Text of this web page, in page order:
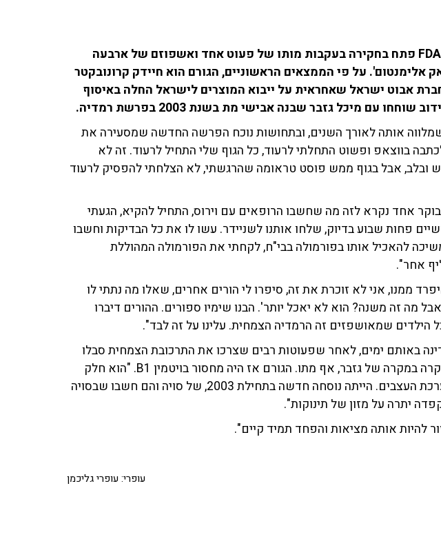
מנהל התרופות האמריקני ה-FDA פתח בחקירה בעקבות מותו של פעוט אחד ואשפוזם של ארבעה
אלימנטום'. על פי הממצאים הראשוניים, הגורם הוא חיידק קרונובקטר
אבוט ישראל שאחראית על ייבוא המוצרים לישראל החלה באיסוף
עם מיכל גזבר שבנה אבישי מת בשנת 2003 בפרשת רמדיה.
אותה לאורך השנים, ובתחושות נוכח הפרשה החדשה שמסעירה את
בווצאפ ופשוט התחלתי לרעוד, כל הגוף שלי התחיל לרעוד. זה לא
ובלב, אבל בגוף ממש פוסט טראומה שהרגשתי, לא הצלחתי להפסיק לרעוד
אחד נקרא לזה מה שחשבו הרופאים עם וירוס, התחיל להקיא, הגעתי
פחות שבוע בדיוק, שלחו אותנו לשניידר. עשו לו את כל הבדיקות וחשבו
להאכיל אותו בפורמולה בבי"ח, לקחתי את הפורמולה המהוללת
אחר".
ממנו, אני לא זוכרת את זה, סיפרו לי הורים אחרים, שאלו מה נתתי לו
מה זה משנה? הוא לא יאכל יותר'. הבנו שימיו ספורים. ההורים דיברו
הילדים שמאושפזים זה הרמדיה הצמחית. עלינו על זה לבד".
באותם ימים, לאחר שפעוטות רבים שצרכו את התרכובת הצמחית סבלו
מתחלואה קשה וחלקם, כפי שקרה במקרה של גזבר, אף מתו. הגורם אז היה מחסור בויטמין B1. "הוא חלק
מהוויטמינים שאחראים על מערכת העצבים. הייתה נוסחה חדשה בתחילת 2003, של סויה והם חשבו שבסויה
להיות אותה מציאות והפחד תמיד קיים".
עופרי: עופרי גליכמן